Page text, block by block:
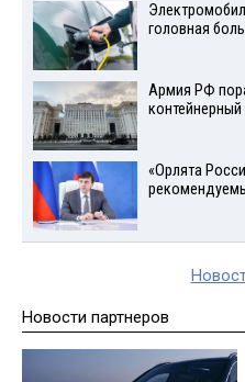
головная
Армия РФ
«Орлята
Новости партнеров